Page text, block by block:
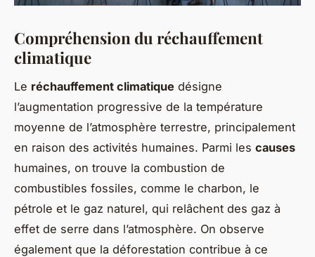
Compréhension du réchauffement
climatique
Le réchauffement climatique désigne
l’augmentation progressive de la température
moyenne de l’atmosphère terrestre, principalement
en raison des activités humaines. Parmi les causes
humaines, on trouve la combustion de
combustibles fossiles, comme le charbon, le
pétrole et le gaz naturel, qui relâchent des gaz à
effet de serre dans l’atmosphère. On observe
également que la déforestation contribue à ce